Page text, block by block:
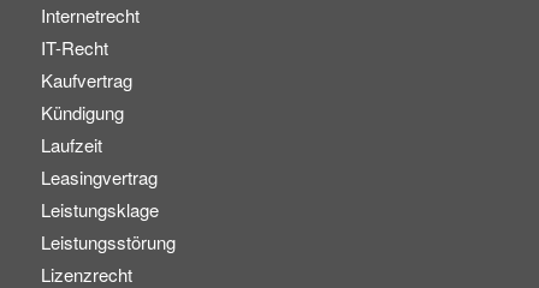
Internetrecht
IT-Recht
Kaufvertrag
Kündigung
Laufzeit
Leasingvertrag
Leistungsklage
Leistungsstörung
Lizenzrecht